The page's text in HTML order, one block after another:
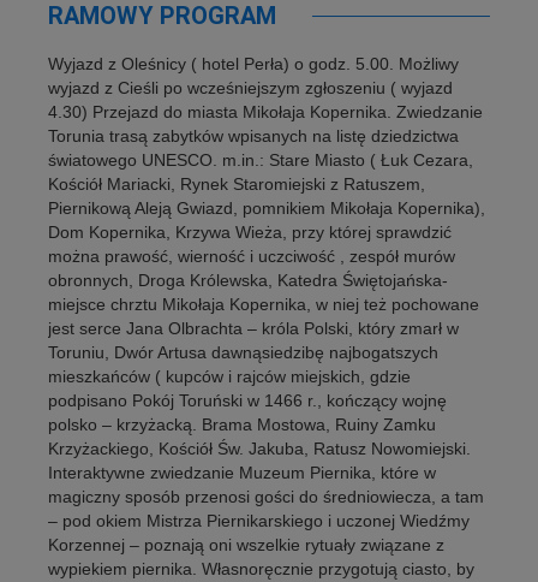
RAMOWY PROGRAM
Wyjazd z Oleśnicy ( hotel Perła) o godz. 5.00. Możliwy
wyjazd z Cieśli po wcześniejszym zgłoszeniu ( wyjazd
4.30) Przejazd do miasta Mikołaja Kopernika. Zwiedzanie
Torunia trasą zabytków wpisanych na listę dziedzictwa
światowego UNESCO. m.in.: Stare Miasto ( Łuk Cezara,
Kościół Mariacki, Rynek Staromiejski z Ratuszem,
Piernikową Aleją Gwiazd, pomnikiem Mikołaja Kopernika),
Dom Kopernika, Krzywa Wieża, przy której sprawdzić
można prawość, wierność i uczciwość , zespół murów
obronnych, Droga Królewska, Katedra Świętojańska-
miejsce chrztu Mikołaja Kopernika, w niej też pochowane
jest serce Jana Olbrachta – króla Polski, który zmarł w
Toruniu, Dwór Artusa dawnąsiedzibę najbogatszych
mieszkańców ( kupców i rajców miejskich, gdzie
podpisano Pokój Toruński w 1466 r., kończący wojnę
polsko – krzyżacką. Brama Mostowa, Ruiny Zamku
Krzyżackiego, Kościół Św. Jakuba, Ratusz Nowomiejski.
Interaktywne zwiedzanie Muzeum Piernika, które w
magiczny sposób przenosi gości do średniowiecza, a tam
– pod okiem Mistrza Piernikarskiego i uczonej Wiedźmy
Korzennej – poznają oni wszelkie rytuały związane z
wypiekiem piernika. Własnoręcznie przygotują ciasto, by